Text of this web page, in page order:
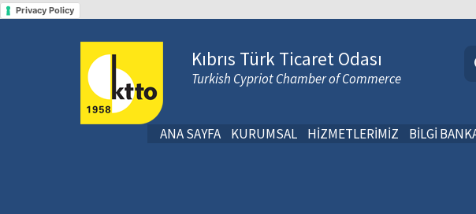
Privacy Policy
Kıbrıs Türk Ticaret Odası
Turkish Cypriot Chamber of Commerce
ANA SAYFA KURUMSAL HİZMETLERİMİZ BİLGİ